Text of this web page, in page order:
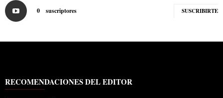
0 suscriptores SUSCRIBIRTE
RECOMENDACIONES DEL EDITOR